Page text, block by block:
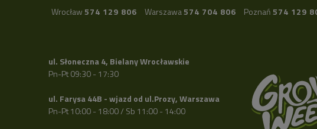
Wrocław 574 129 806 Warszawa574 704 806 Poznań 574 129
ul. Słoneczna 4, Bielany Wrocławskie
Pn-Pt 09:30 - 17:30
ul. Farysa 44B - wjazd od ul.Prozy, Warszawa
Pn-Pt 10:00 - 18:00 / Sb 11:00 - 14:00